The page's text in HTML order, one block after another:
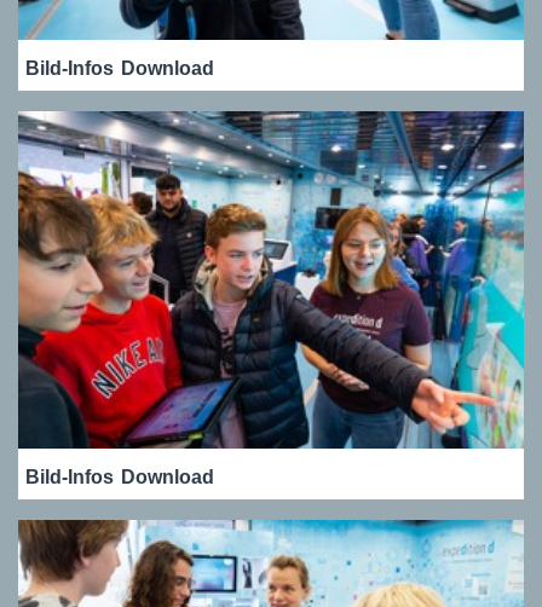
Bild-Infos Download
Bild-Infos Download